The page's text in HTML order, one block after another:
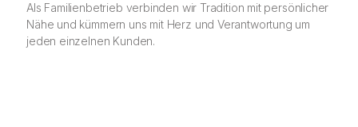
Als Familienbetrieb verbinden wir Tradition mit persönlicher
Nähe und kümmern uns mit Herz und Verantwortung um
jeden einzelnen Kunden.